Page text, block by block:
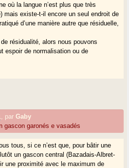
où la langue n’est plus que très
mais existe-t-il encore un seul endroit de
d’une manière autre que résiduelle,
résidualité, alors nous pouvons
espoir de normalisation ou de
parGaby
gascon garonés e vasadés
tous, si ce n’est que, pour bâtir une
un gascon central (Bazadais-Albret-
une proximité avec le maximum de